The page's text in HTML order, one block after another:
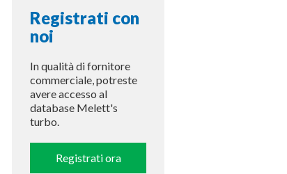
Registrati con
noi
In qualità di fornitore
commerciale, potreste
avere accesso al
database Melett's
turbo.
Registrati ora